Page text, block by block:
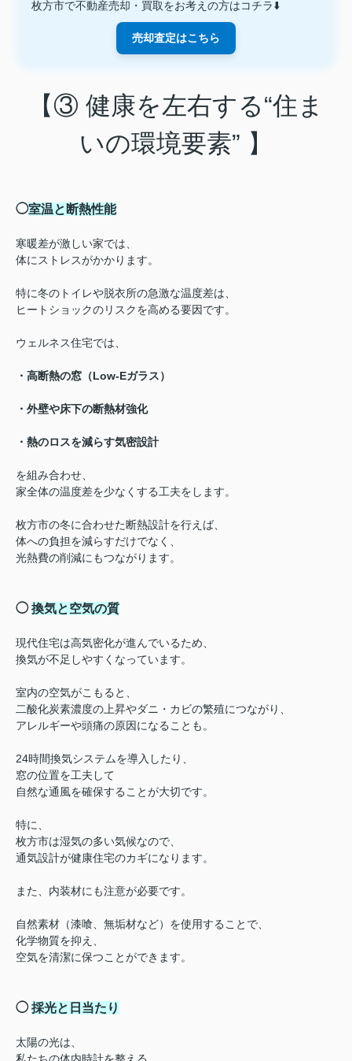
枚方市で不動産売却・買取をお考えの方はコチラ⬇️
売却査定はこちら
【③ 健康を左右する“住ま
いの環境要素” 】
◯室温と断熱性能
寒暖差が激しい家では、
体にストレスがかかります。
特に冬のトイレや脱衣所の急激な温度差は、
ヒートショックのリスクを高める要因です。
ウェルネス住宅では、
・高断熱の窓（Low-Eガラス）
・外壁や床下の断熱材強化
・熱のロスを減らす気密設計
を組み合わせ、
家全体の温度差を少なくする工夫をします。
枚方市の冬に合わせた断熱設計を行えば、
体への負担を減らすだけでなく、
光熱費の削減にもつながります。
◯換気と空気の質
現代住宅は高気密化が進んでいるため、
換気が不足しやすくなっています。
室内の空気がこもると、
二酸化炭素濃度の上昇やダニ・カビの繁殖につながり、
アレルギーや頭痛の原因になることも。
24時間換気システムを導入したり、
窓の位置を工夫して
自然な通風を確保することが大切です。
特に、
枚方市は湿気の多い気候なので、
通気設計が健康住宅のカギになります。
また、内装材にも注意が必要です。
自然素材（漆喰、無垢材など）を使用することで、
化学物質を抑え、
空気を清潔に保つことができます。
◯採光と日当たり
太陽の光は、